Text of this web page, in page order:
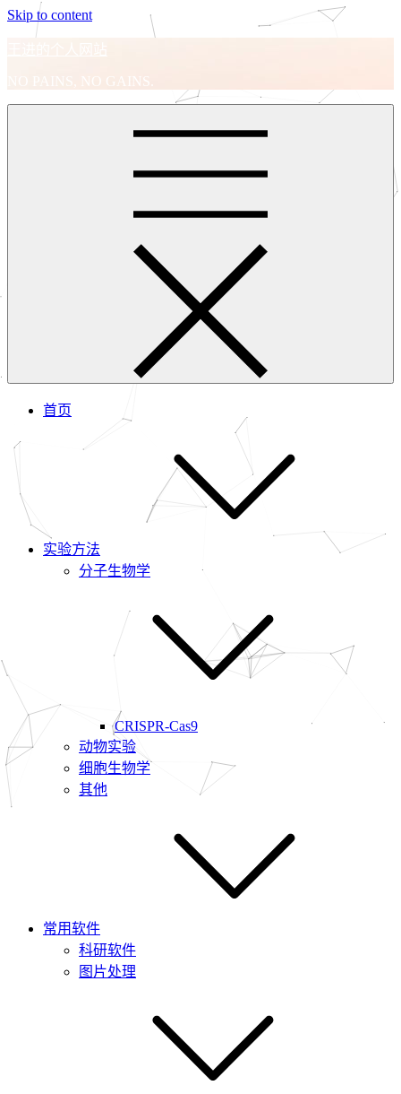
Skip to content
王进的个人网站
NO PAINS, NO GAINS.
首页
实验方法
分子生物学
CRISPR-Cas9
动物实验
细胞生物学
其他
常用软件
科研软件
图片处理